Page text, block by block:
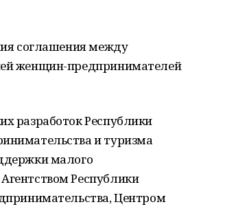
соглашения между
женщин-предпринимателей
разработок Республики
и туризма
малого
Республики
Центром